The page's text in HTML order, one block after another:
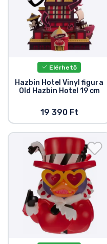
Elérhető
Hazbin Hotel Vinyl figura
Old Hazbin Hotel 19 cm
19 390 Ft